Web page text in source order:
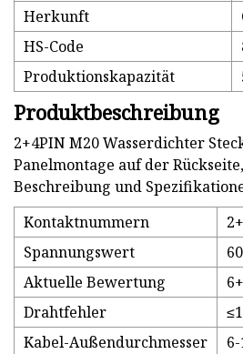
Herkunft
HS-Code
Produktionskapazität
Produktbeschreibung
2+4PIN M20 Wasserdichter
Panelmontage auf der
Beschreibung und
Kontaktnummern
Spannungswert
Aktuelle Bewertung
Drahtfehler
Kabel-Außendurchmesser